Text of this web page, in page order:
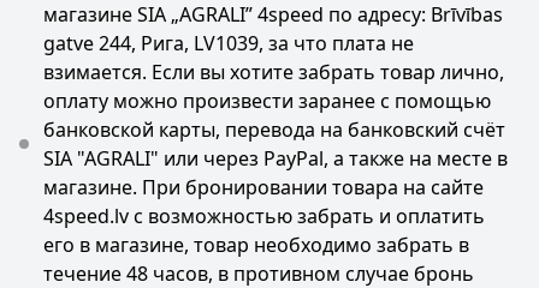
магазине SIA „AGRALI” 4speed по адресу: Brīvības
gatve 244, Рига, LV1039, за что плата не
взимается. Если вы хотите забрать товар лично,
оплату можно произвести заранее с помощью
банковской карты, перевода на банковский счёт
SIA "AGRALI" или через PayPal, а также на месте в
магазине. При бронировании товара на сайте
4speed.lv с возможностью забрать и оплатить
его в магазине, товар необходимо забрать в
течение 48 часов, в противном случае бронь